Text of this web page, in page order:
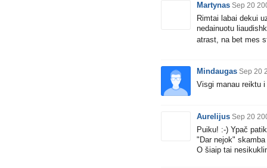
Martynas Sep 20
Rimtai labai dekui
nedainuotu
atrast, na bet mes
Mindaugas Sep 20
Visgi manau reiktu
Aurelijus Sep 20
Puiku! :-) Ypač
"Dar nejok"
O šiaip tai